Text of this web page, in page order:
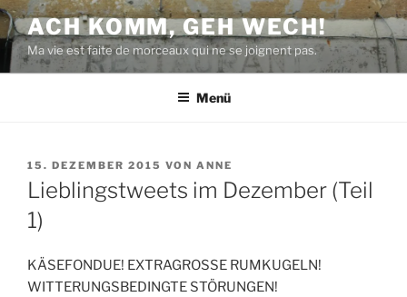
Zum
Inhalt
springen
ACH KOMM, GEH WECH!
Ma vie est faite de morceaux qui ne se joignent pas.
Menü
VERÖFFENTLICHT
AM
15. DEZEMBER 2015 VON ANNE
Lieblingstweets im Dezember (Teil
1)
KÄSEFONDUE! EXTRAGROSSE RUMKUGELN!
WITTERUNGSBEDINGTE STÖRUNGEN!